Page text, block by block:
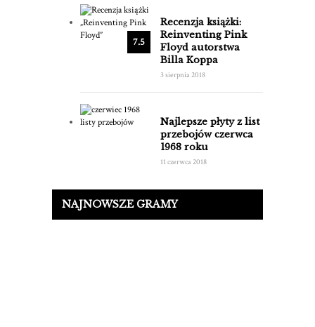
7.5
Recenzja książki:
Reinventing Pink
Floyd autorstwa
Billa Koppa
3 sierpnia 2018
Najlepsze płyty z list
przebojów czerwca
1968 roku
11 czerwca 2018
NAJNOWSZE GRAMY